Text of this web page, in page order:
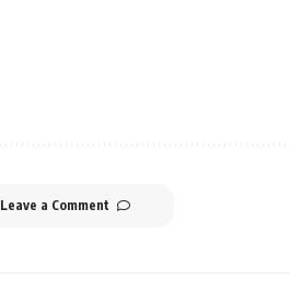
Leave a Comment